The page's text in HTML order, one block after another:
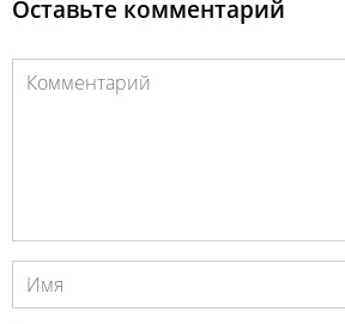
Оставьте комментарий